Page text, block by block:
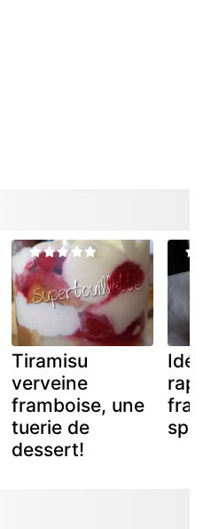
Tiramisu
verveine
framboise, une
tuerie de
dessert!